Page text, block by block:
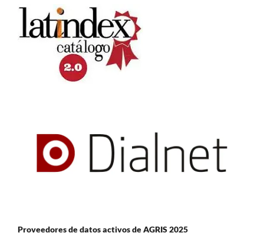
Proveedores de datos activos de AGRIS 2025